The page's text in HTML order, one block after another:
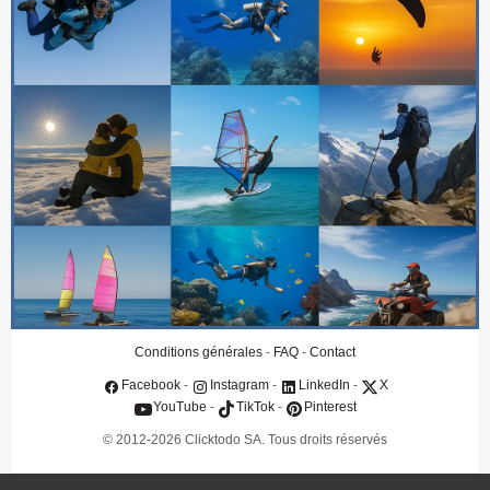
Qui sommes-nous
Contact
Conditions générales
FAQ
Protection des données
Assurance annulation
IA & Souveraineté
Politique IA & souveraineté numérique
Conditions générales - FAQ - Contact
Facebook- Instagram- LinkedIn -
X
YouTube - TikTok- Pinterest
© 2012-2026 Clicktodo SA. Tous droits réservés